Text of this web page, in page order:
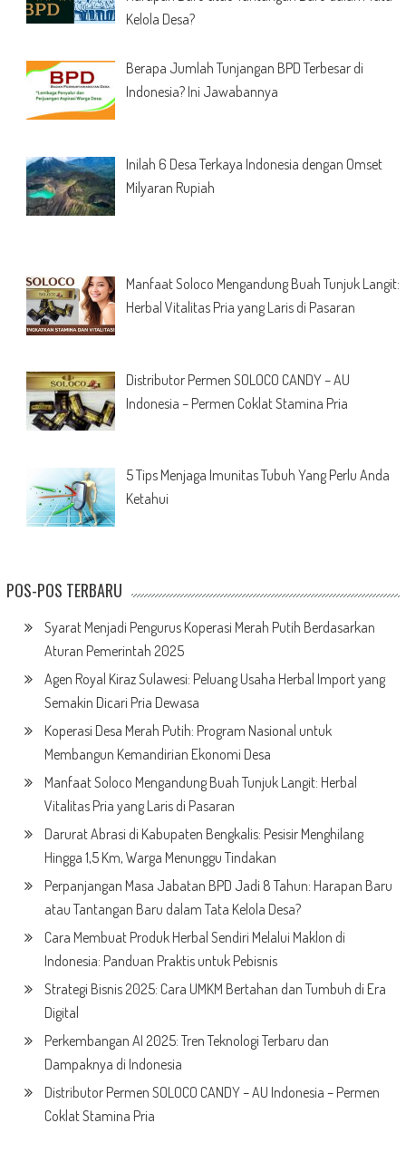
Kelola Desa?
Berapa Jumlah Tunjangan BPD Terbesar di
Indonesia? Ini Jawabannya
Inilah 6 Desa Terkaya Indonesia dengan Omset
Milyaran Rupiah
Manfaat Soloco Mengandung Buah Tunjuk Langit:
Herbal Vitalitas Pria yang Laris di Pasaran
Distributor Permen SOLOCO CANDY – AU
Indonesia – Permen Coklat Stamina Pria
5 Tips Menjaga Imunitas Tubuh Yang Perlu Anda
Ketahui
POS-POS TERBARU
Syarat Menjadi Pengurus Koperasi Merah Putih Berdasarkan
Aturan Pemerintah 2025
Agen Royal Kiraz Sulawesi: Peluang Usaha Herbal Import yang
Semakin Dicari Pria Dewasa
Koperasi Desa Merah Putih: Program Nasional untuk
Membangun Kemandirian Ekonomi Desa
Manfaat Soloco Mengandung Buah Tunjuk Langit: Herbal
Vitalitas Pria yang Laris di Pasaran
Darurat Abrasi di Kabupaten Bengkalis: Pesisir Menghilang
Hingga 1,5 Km, Warga Menunggu Tindakan
Perpanjangan Masa Jabatan BPD Jadi 8 Tahun: Harapan Baru
atau Tantangan Baru dalam Tata Kelola Desa?
Cara Membuat Produk Herbal Sendiri Melalui Maklon di
Indonesia: Panduan Praktis untuk Pebisnis
Strategi Bisnis 2025: Cara UMKM Bertahan dan Tumbuh di Era
Digital
Perkembangan AI 2025: Tren Teknologi Terbaru dan
Dampaknya di Indonesia
Distributor Permen SOLOCO CANDY – AU Indonesia – Permen
Coklat Stamina Pria